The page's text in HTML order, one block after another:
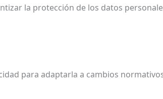
la protección de los datos
para adaptarla a cambios